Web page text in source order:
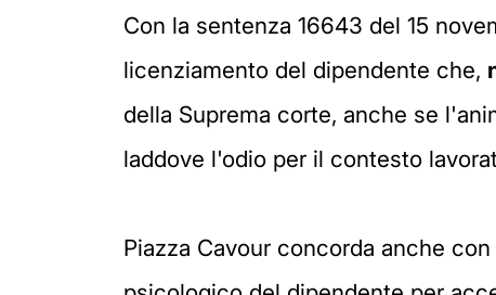
Con la sentenza 16643 del 15
licenziamento del dipendente che,
della Suprema corte, anche se
laddove l'odio per il contesto
Piazza Cavour concorda anche